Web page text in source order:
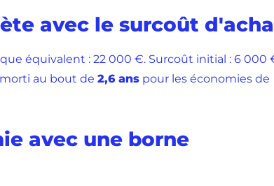
avec le surcoût
équivalent : 22 000 €. Surcoût initial : 6 000
au bout de 2,6 ans pour les économies de
avec une borne